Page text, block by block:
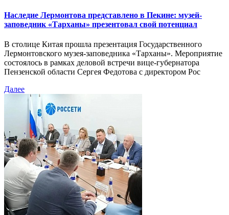
Наследие Лермонтова представлено в Пекине: музей-
заповедник «Тарханы» презентовал свой потенциал
В столице Китая прошла презентация Государственного
Лермонтовского музея-заповедника «Тарханы». Мероприятие
состоялось в рамках деловой встречи вице-губернатора
Пензенской области Сергея Федотова с директором Рос
Далее